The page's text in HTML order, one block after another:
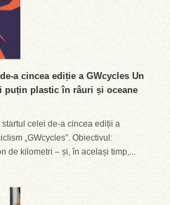
a cincea ediție a GWcycles Un
plastic în râuri și oceane
celei de-a cincea ediții a
„GWcycles”. Obiectivul:
de kilometri – și, în același timp,...